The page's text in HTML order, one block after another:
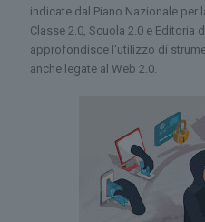
indicate dal Piano Nazionale per
Classe 2.0, Scuola 2.0 e
approfondisce l'utilizzo di
anche legate al Web 2.0.